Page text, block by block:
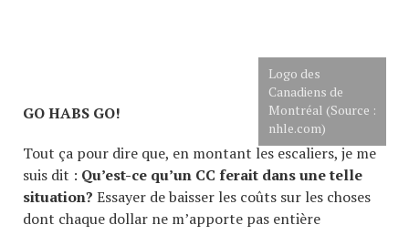
Logo des
Canadiens de
Montréal (Source :
nhle.com)
GO HABS GO!
Tout ça pour dire que, en montant les escaliers, je me
suis dit : Qu’est-ce qu’un CC ferait dans une telle
situation? Essayer de baisser les coûts sur les choses
dont chaque dollar ne m’apporte pas entière